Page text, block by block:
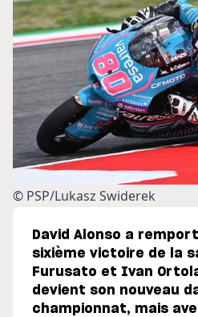
© PSP/Lukasz Swiderek
David Alonso a
sixième victoire de la
Furusato et Ivan
devient son nouveau
championnat, mais